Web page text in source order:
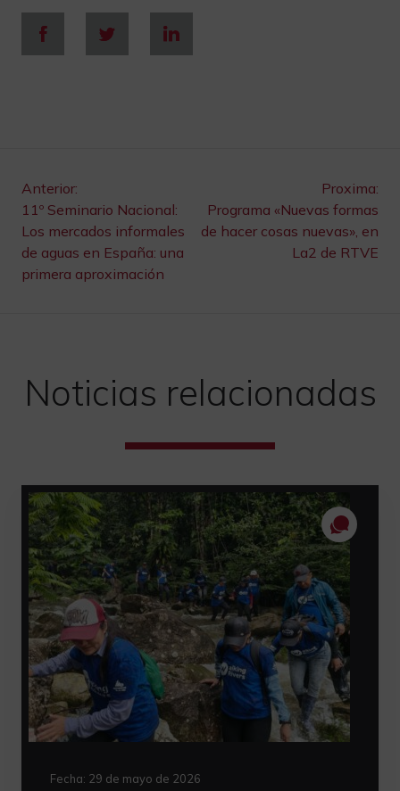
Navegación
de
entradas
Anterior:
11º Seminario Nacional:
Los mercados informales
de aguas en España: una
primera aproximación
Proxima:
Programa «Nuevas formas
de hacer cosas nuevas», en
La2 de RTVE
Noticias relacionadas
Fecha: 29 de mayo de 2026